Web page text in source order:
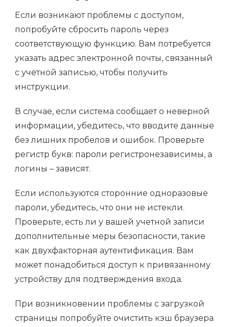
Если возникают проблемы с доступом,
попробуйте сбросить пароль через
соответствующую функцию. Вам потребуется
указать адрес электронной почты, связанный
с учетной записью, чтобы получить
инструкции.
В случае, если система сообщает о неверной
информации, убедитесь, что вводите данные
без лишних пробелов и ошибок. Проверьте
регистр букв: пароли регистронезависимы, а
логины – зависят.
Если используются сторонние одноразовые
пароли, убедитесь, что они не истекли.
Проверьте, есть ли у вашей учетной записи
дополнительные меры безопасности, такие
как двухфакторная аутентификация. Вам
может понадобиться доступ к привязанному
устройству для подтверждения входа.
При возникновении проблемы с загрузкой
страницы попробуйте очистить кэш браузера